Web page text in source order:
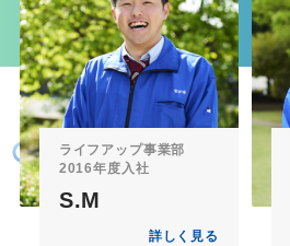
ライフアップ事業部
2016年度入社
S.M
詳しく見る